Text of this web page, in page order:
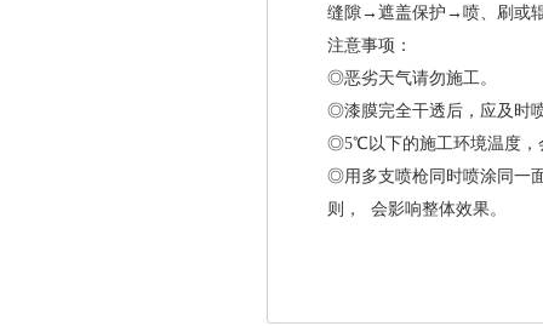
缝隙→遮盖保护→喷、刷或
注意事项：
◎恶劣天气请勿施工。
◎漆膜完全干透后，应及时
◎5℃以下的施工环境温度，
◎用多支喷枪同时喷涂同一
则， 会影响整体效果。